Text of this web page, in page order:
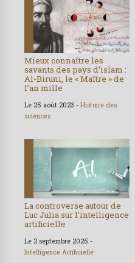
Mieux connaître les
savants des pays d’islam :
Al-Biruni, le « Maître » de
l’an mille
Le 25 août 2023 - Histoire des
sciences
La controverse autour de
Luc Julia sur l’intelligence
artificielle
Le 2 septembre 2025 -
Intelligence Artificielle